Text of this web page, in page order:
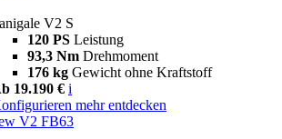
V2 S
120 PS Leistung
93,3 Nm Drehmoment
176 kg Gewicht ohne Kraftstoff
19.190 € i
mehr entdecken
V2 FB63